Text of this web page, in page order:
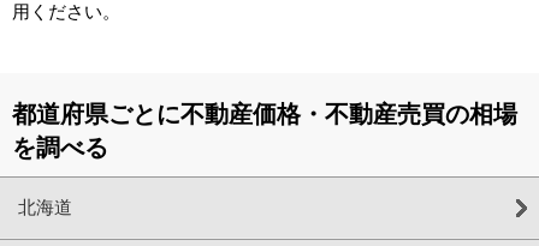
用ください。
都道府県ごとに不動産価格・不動産売買の相場
を調べる
北海道